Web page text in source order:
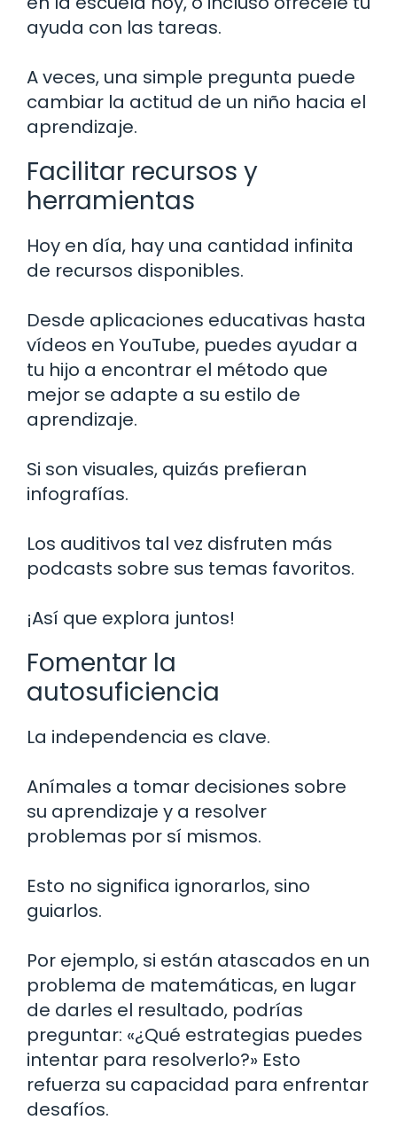
ayuda con las tareas.
A veces, una simple pregunta puede
cambiar la actitud de un niño hacia el
aprendizaje.
Facilitar recursos y
herramientas
Hoy en día, hay una cantidad infinita
de recursos disponibles.
Desde aplicaciones educativas hasta
vídeos en YouTube, puedes ayudar a
tu hijo a encontrar el método que
mejor se adapte a su estilo de
aprendizaje.
Si son visuales, quizás prefieran
infografías.
Los auditivos tal vez disfruten más
podcasts sobre sus temas favoritos.
¡Así que explora juntos!
Fomentar la
autosuficiencia
La independencia es clave.
Anímales a tomar decisiones sobre
su aprendizaje y a resolver
problemas por sí mismos.
Esto no significa ignorarlos, sino
guiarlos.
Por ejemplo, si están atascados en un
problema de matemáticas, en lugar
de darles el resultado, podrías
preguntar: «¿Qué estrategias puedes
intentar para resolverlo?» Esto
refuerza su capacidad para enfrentar
desafíos.